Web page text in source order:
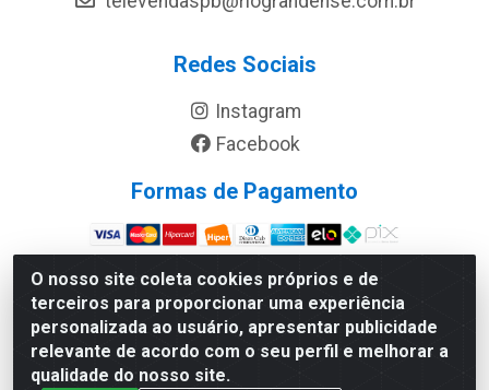
O nosso site coleta cookies próprios e de
terceiros para proporcionar uma experiência
personalizada ao usuário, apresentar publicidade
relevante de acordo com o seu perfil e melhorar a
qualidade do nosso site.
Redes Sociais
Instagram
Facebook
Formas de Pagamento
Site Seguro